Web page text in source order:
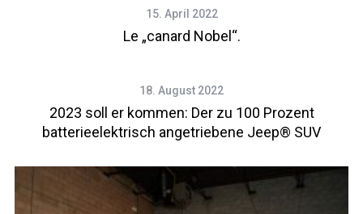
15. April 2022
Le „canard Nobel“.
18. August 2022
2023 soll er kommen: Der zu 100 Prozent
batterieelektrisch angetriebene Jeep® SUV